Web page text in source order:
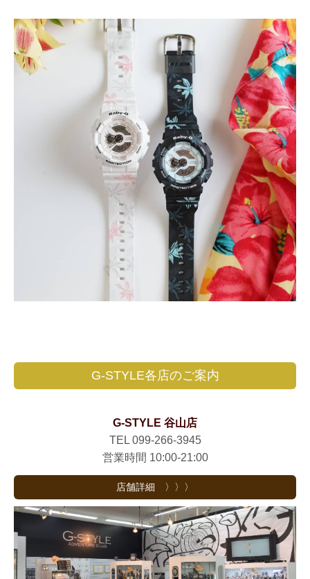
G-STYLE各店のご案内
G-STYLE 谷山店
TEL 099-266-3945
営業時間 10:00-21:00
店舗詳細 〉〉〉